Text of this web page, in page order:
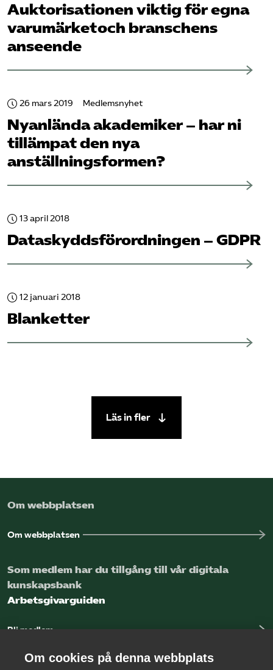
Auktorisationen viktig för egna
varumärket och branschens
anseende
26 mars 2019 Medlemsnyhet
Nyanlända akademiker – har ni
tillämpat den nya
anställningsformen?
13 april 2018
Data­skydds­förordningen – GDPR
12 januari 2018
Blanketter
Läs in fler
Om webbplatsen
Om webbplatsen
Som medlem har du tillgång till vår digitala
kunskapsbank
Arbetsgivarguiden
Bli medlem
Om cookies på denna webbplats